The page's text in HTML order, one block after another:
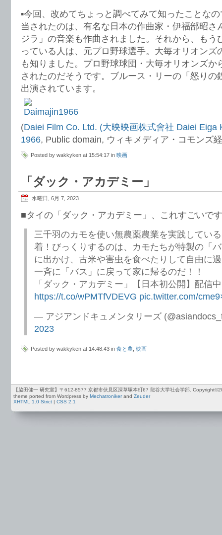
▪️今回、改めてちょっと調べてみて知ったことな
当されたのは、有名な日本の作曲家・伊福部昭さ
ジラ」の音楽も作曲されました。それから、もう
っている人は、元プロ野球選手。大毎オリオンズ
も知りました。プロ野球球団・大毎オリオンズか
されたのだそうです。ブルース・リーの「怒りの
出演されています。
(Daiei Film Co. Ltd. (大映映画株式會社 Daiei Eiga
1966, Public domain, ウィキメディア・コモンズ
Posted by wakkyken at 15:54:17 in 映画
「ダック・アカデミー」
水曜日, 6月 7, 2023
■タイの「ダック・アカデミー」、これすごいで
三千羽のカモを使い無農薬農業を実践してい
着！びっくりするのは、カモたちが特製の「
に出かけ、古米や害虫を食べたりして自由に
一斉に「バス」に戻って家に帰るのだ！！
「ダック・アカデミー」【日本初公開】配信
https://t.co/wPMTfVDEVG pic.twitter.com/
— アジアンドキュメンタリーズ
2023
Posted by wakkyken at 14:48:43 in 食と農 映画
【脇田健一 研究室】〒612-8577 京都市伏見区深草塚本町67 龍谷大学社会学部.
theme ported from Wordpress by Mechatronikerand Zeuder
XHTML 1.0 Strict | CSS 2.1